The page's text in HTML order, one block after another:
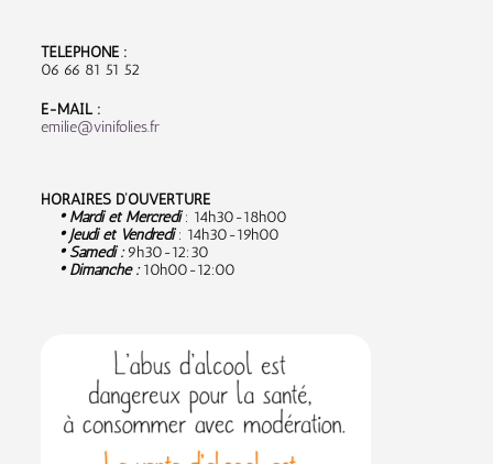
TÉLÉPHONE :
06 66 81 51 52
E-MAIL :
emilie@vinifolies.fr
HORAIRES D’OUVERTURE
• Mardi et Mercredi: 14h30-18h00
• Jeudi et Vendredi: 14h30-19h00
• Samedi :9h30-12:30
• Dimanche :10h00-12:00